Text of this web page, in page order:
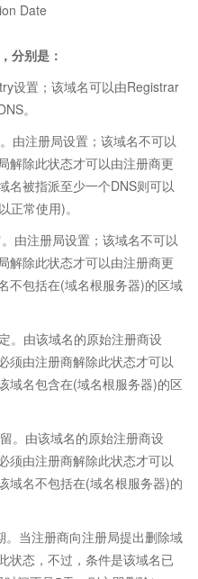
Date
分别是：
设置；该域名可以由Registrar
。
由注册局设置；该域名不可以
解除此状态才可以由注册商更
名被指派至少一个DNS则可以
正常使用)。
由注册局设置；该域名不可以
解除此状态才可以由注册商更
不包括在(域名根服务器)的区域
。由该域名的原始注册商设
须由注册商解除此状态才可以
域名包含在(域名根服务器)的区
。由该域名的原始注册商设
须由注册商解除此状态才可以
域名不包括在(域名根服务器)的
当注册商向注册局提出删除域
状态，不过，条件是该域名已